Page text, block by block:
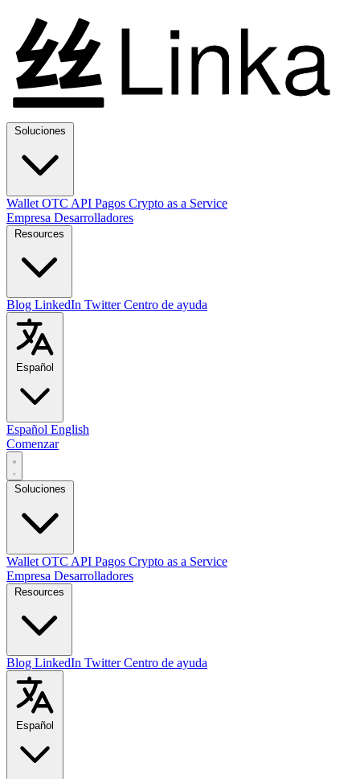
Wallet OTC API Pagos Crypto as a Service
Empresa Desarrolladores
Blog LinkedIn TwitterCentro de ayuda
Español
Español English
Comenzar
Wallet OTC API Pagos Crypto as a Service
Empresa Desarrolladores
Blog LinkedIn TwitterCentro de ayuda
Español